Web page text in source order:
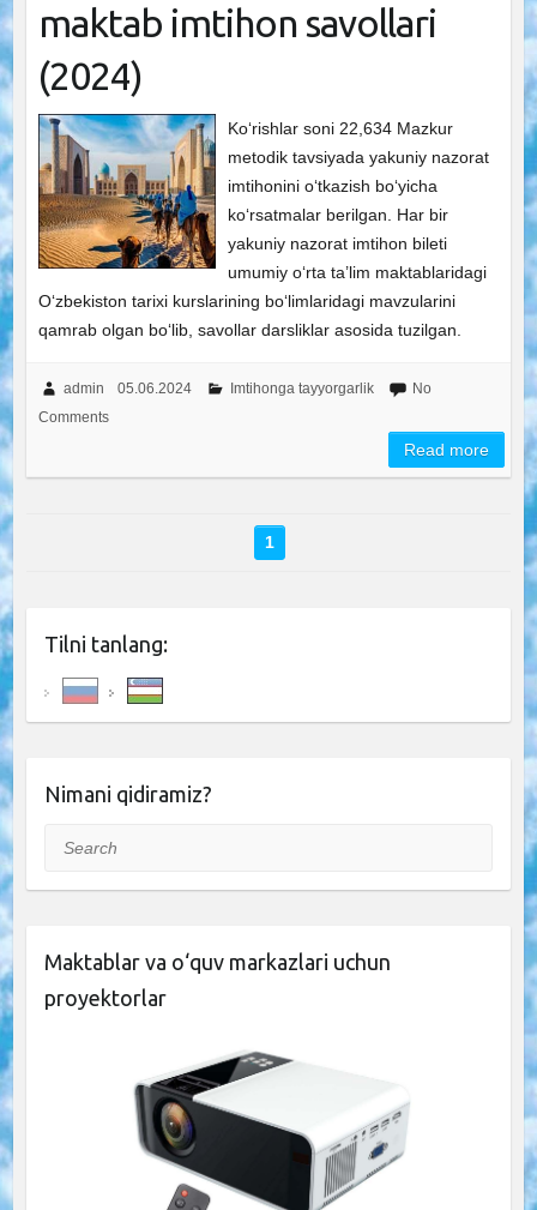
maktab imtihon savollari
(2024)
Ko‘rishlar soni 22,634 Mazkur
metodik tavsiyada yakuniy nazorat
imtihonini o‘tkazish bo‘yicha
ko‘rsatmalar berilgan. Har bir
yakuniy nazorat imtihon bileti
umumiy o‘rta ta’lim maktablaridagi
O‘zbekiston tarixi kurslarining bo‘limlaridagi mavzularini
qamrab olgan bo‘lib, savollar darsliklar asosida tuzilgan.
admin 05.06.2024 Imtihonga tayyorgarlik
No
Comments
Read more
1
Tilni tanlang:
Nimani qidiramiz?
Search
Maktablar va o‘quv markazlari uchun
proyektorlar